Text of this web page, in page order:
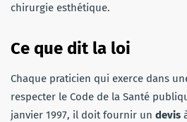
chirurgie esthétique.
Ce que dit la loi
Chaque praticien qui exerce dans
respecter le Code de la Santé
janvier 1997, il doit fournir un devis